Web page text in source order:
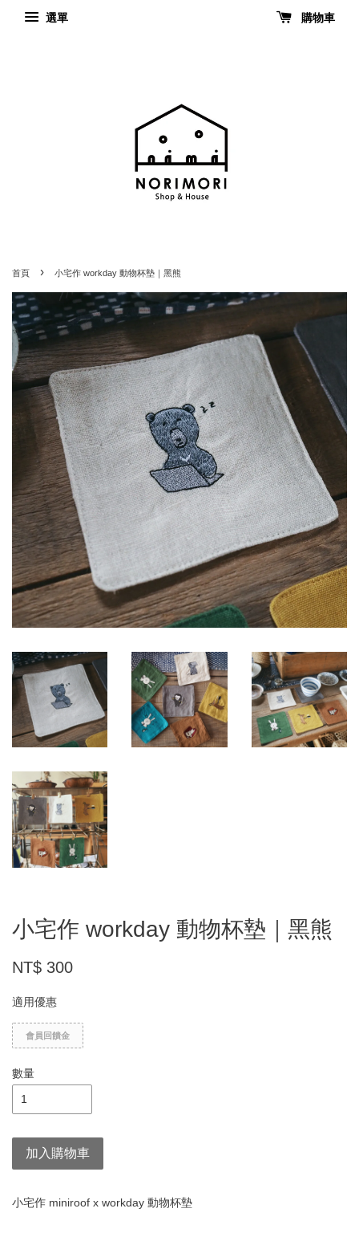
選單 購物車
首頁 › 小宅作 workday 動物杯墊｜黑熊
小宅作 workday 動物杯墊｜黑熊
NT$ 300
適用優惠
會員回饋金
數量
加入購物車
小宅作 miniroof x workday 動物杯墊